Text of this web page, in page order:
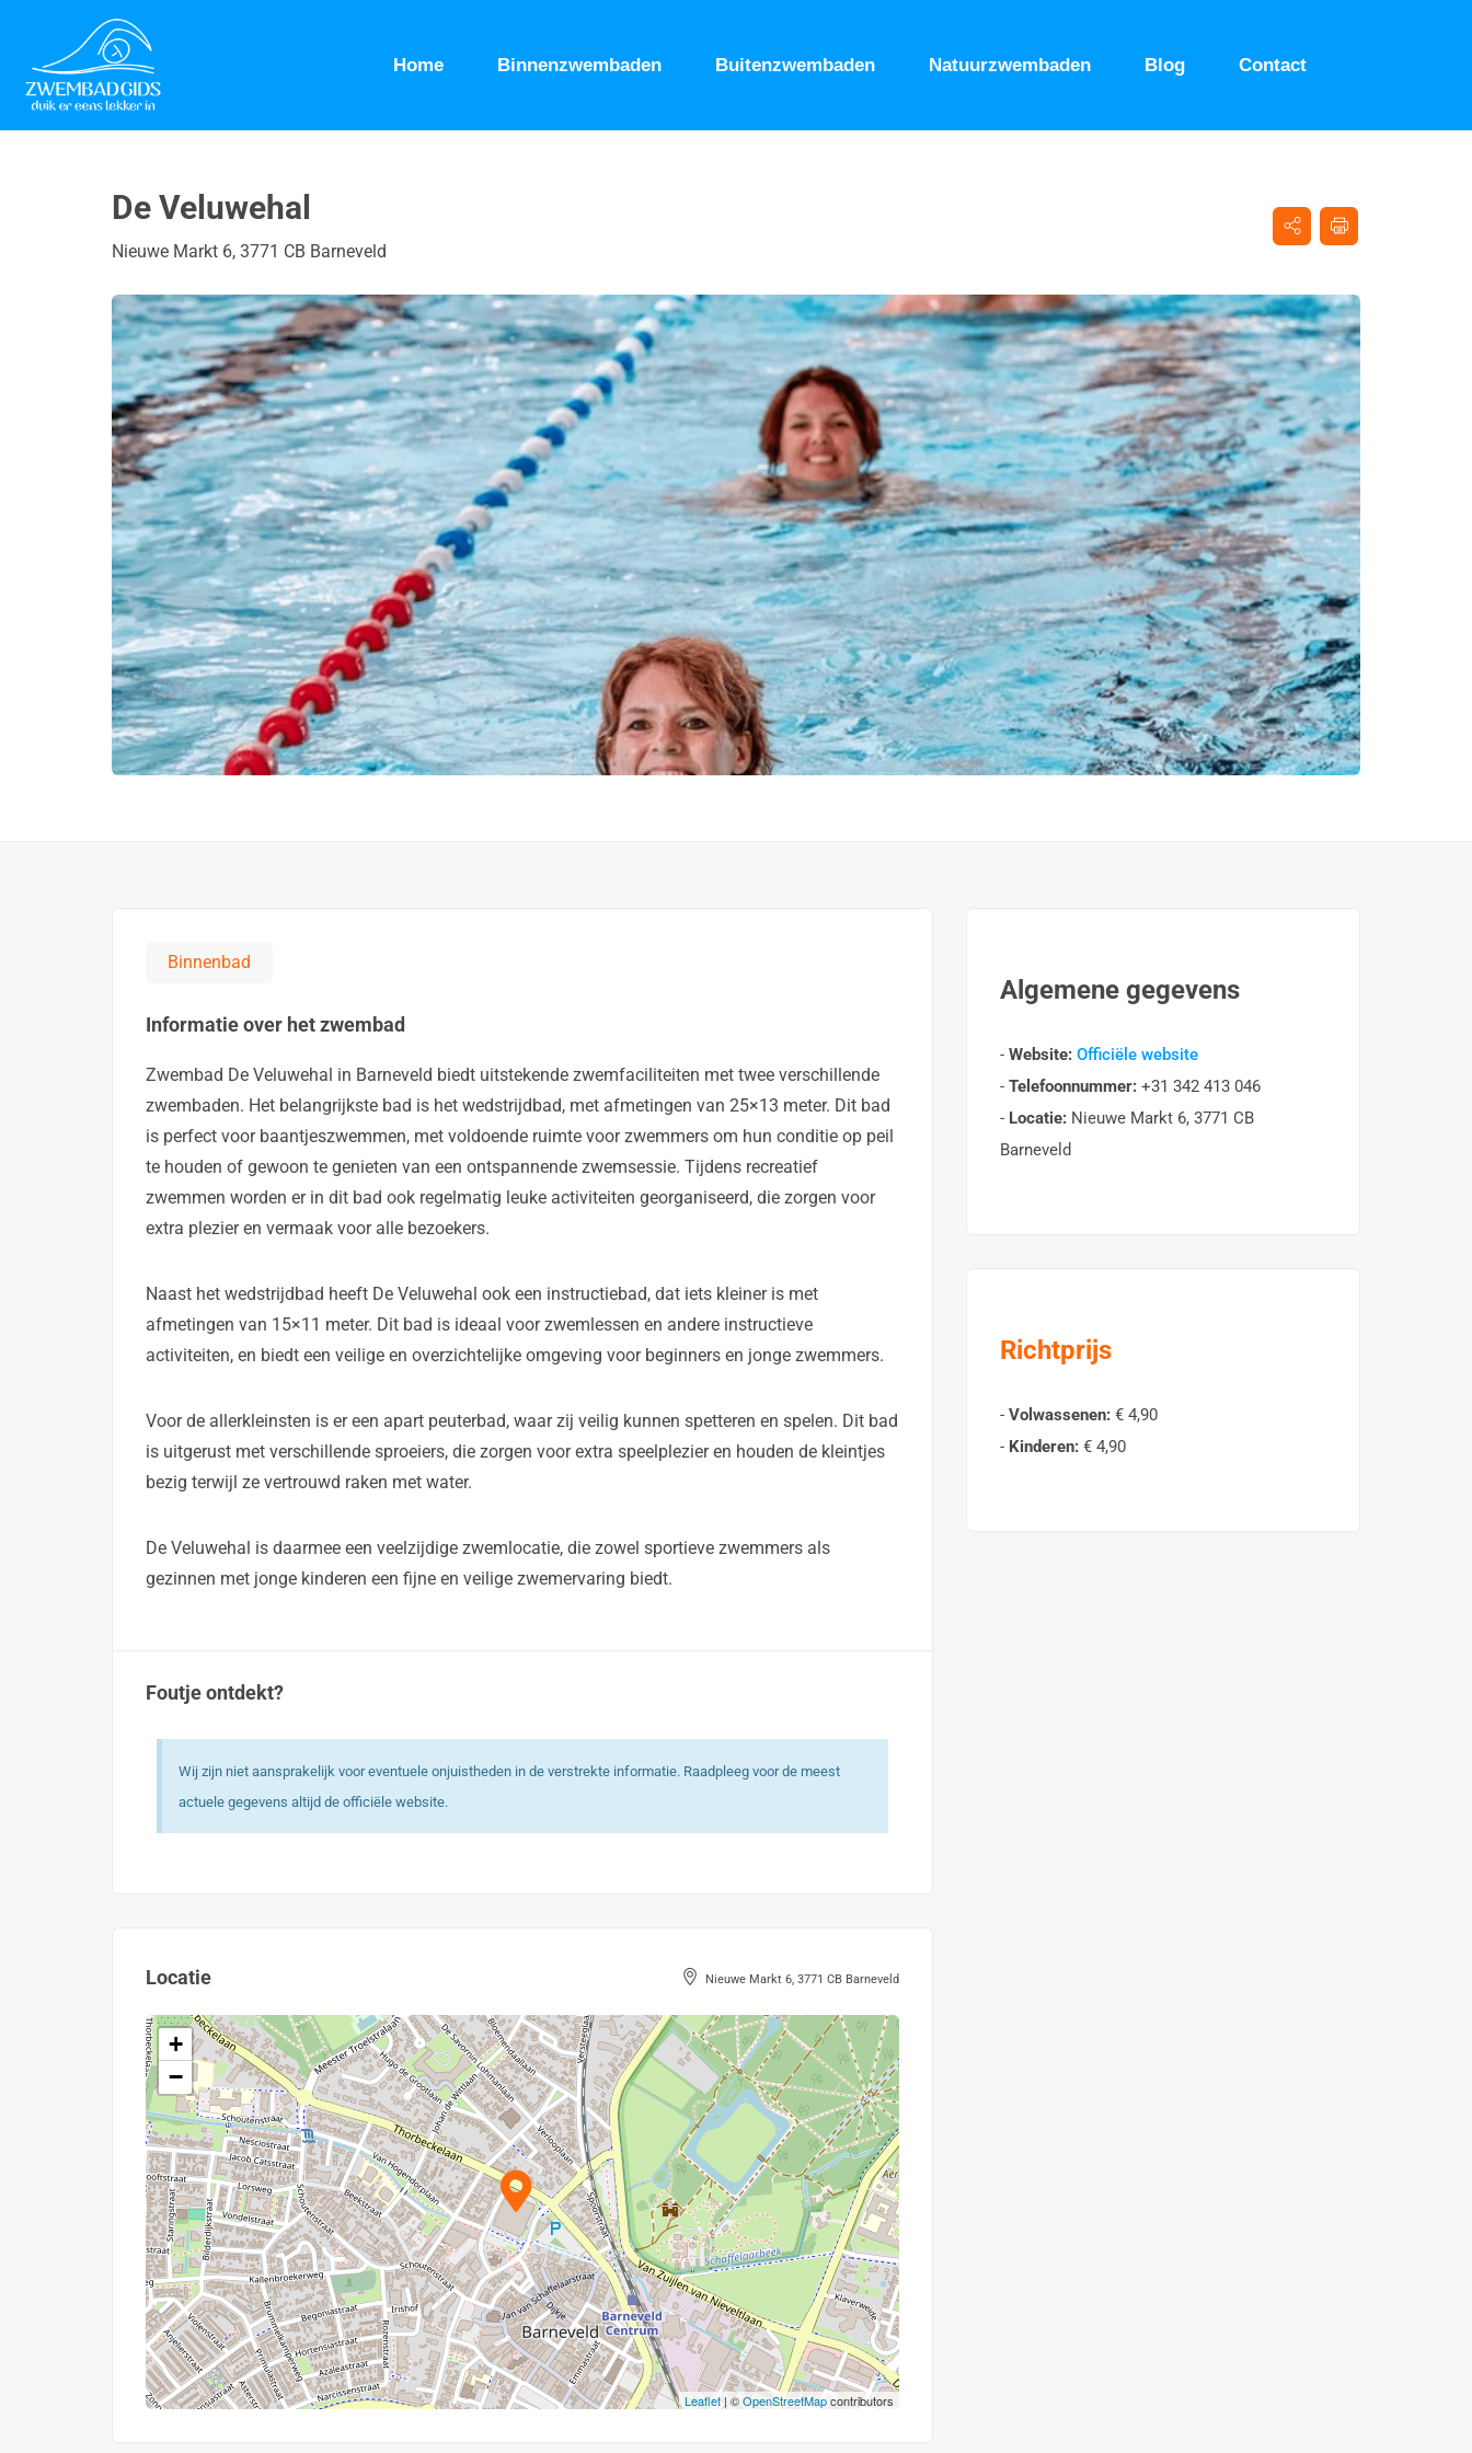
Home Binnenzwembaden Buitenzwembaden Natuurzwembaden Blog Contact
De Veluwehal
Nieuwe Markt 6, 3771 CB Barneveld
Binnenbad
Informatie over het zwembad
Zwembad De Veluwehal in Barneveld biedt uitstekende zwemfaciliteiten met twee verschillende
zwembaden. Het belangrijkste bad is het wedstrijdbad, met afmetingen van 25×13 meter. Dit bad
is perfect voor baantjeszwemmen, met voldoende ruimte voor zwemmers om hun conditie op peil
te houden of gewoon te genieten van een ontspannende zwemsessie. Tijdens recreatief
zwemmen worden er in dit bad ook regelmatig leuke activiteiten georganiseerd, die zorgen voor
extra plezier en vermaak voor alle bezoekers.
Naast het wedstrijdbad heeft De Veluwehal ook een instructiebad, dat iets kleiner is met
afmetingen van 15×11 meter. Dit bad is ideaal voor zwemlessen en andere instructieve
activiteiten, en biedt een veilige en overzichtelijke omgeving voor beginners en jonge zwemmers.
Voor de allerkleinsten is er een apart peuterbad, waar zij veilig kunnen spetteren en spelen. Dit bad
is uitgerust met verschillende sproeiers, die zorgen voor extra speelplezier en houden de kleintjes
bezig terwijl ze vertrouwd raken met water.
De Veluwehal is daarmee een veelzijdige zwemlocatie, die zowel sportieve zwemmers als
gezinnen met jonge kinderen een fijne en veilige zwemervaring biedt.
Foutje ontdekt?
Wij zijn niet aansprakelijk voor eventuele onjuistheden in de verstrekte informatie. Raadpleeg voor de meest
actuele gegevens altijd de officiële website.
Locatie Nieuwe Markt 6, 3771 CB Barneveld
+
−
Leaflet| ©OpenStreetMapcontributors
Algemene gegevens
- Website: Officiële website
- Telefoonnummer: +31 342 413 046
- Locatie: Nieuwe Markt 6, 3771 CB
Barneveld
Richtprijs
- Volwassenen: € 4,90
- Kinderen: € 4,90